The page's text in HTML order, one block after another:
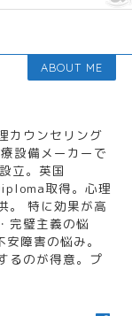
ABOUT ME
カウンセリング
設備メーカーで
立。英国
取得。心理
。 特に効果が高
完璧主義の悩
障害の悩み。
るのが得意。プ